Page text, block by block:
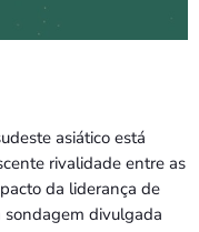
asiático está
rivalidade entre as
da liderança de
sondagem divulgada